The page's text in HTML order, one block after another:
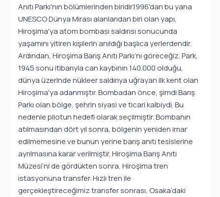
Anıtı Parkı'nın bölümlerinden biridir.1996'dan bu yana
UNESCO Dünya Mirası alanlarıdan biri olan yapı,
Hiroşima'ya atom bombası saldırısı sonucunda
yaşamını yitiren kişilerin anıldığı başlıca yerlerdendir.
Ardından, Hiroşima Barış Anıtı Parkı’nı göreceğiz. Park,
1945 sonu itibarıyla can kaybının 140.000 olduğu,
dünya üzerinde nükleer saldırıya uğrayan ilk kent olan
Hiroşima'ya adanmıştır. Bombadan önce, şimdi Barış
Parkı olan bölge, şehrin siyasi ve ticari kalbiydi. Bu
nedenle pilotun hedefi olarak seçilmiştir. Bombanın
atılmasından dört yıl sonra, bölgenin yeniden imar
edilmemesine ve bunun yerine barış anıtı tesislerine
ayrılmasına karar verilmiştir. Hiroşima Barış Anıtı
Müzesi’ni de gördükten sonra, Hiroşima tren
istasyonuna transfer. Hızlı tren ile
gerçekleştireceğimiz transfer sonrası, Osaka’daki